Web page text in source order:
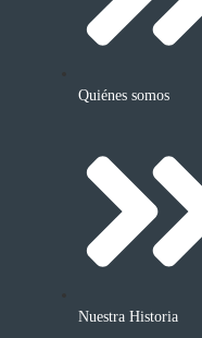
Quiénes somos
Nuestra Historia